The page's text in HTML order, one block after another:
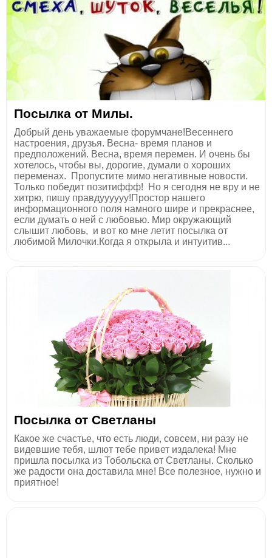
Посылка от Милы.
Добрый день уважаемые форумчане!Весеннего
настроения, друзья. Весна- время планов и
предположений. Весна, время перемен. И очень бы
хотелось, чтобы вы, дорогие, думали о хороших
переменах. Пропустите мимо негативные новости.
Только победит позитиффф! Но я сегодня не вру и не
хитрю, пишу правдуууууу!Простор нашего
информационного поля намного шире и прекраснее,
если думать о ней с любовью. Мир окружающий
слышит любовь, и вот ко мне летит посылка от
любимой Милочки.Когда я открыла и интуитив...
Посылка от Светланы
Какое же счастье, что есть люди, совсем, ни разу не
видевшие тебя, шлют тебе привет издалека! Мне
пришла посылка из Тобольска от Светланы. Сколько
же радости она доставила мне! Все полезное, нужно и
приятное!